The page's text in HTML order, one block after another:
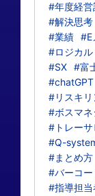
#年度経営
#解決思考
#業績 #E
#ロジカ
#SX #富
#chatGPT
#リスキリ
#ボスマネ
#トレーサ
#Q-
#まとめ方
#バーコー
#指導担当